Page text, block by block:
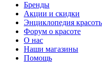
Бренды
Акции и скидки
Энциклопедия
Форум о красоте
О нас
Наши магазины
Помощь